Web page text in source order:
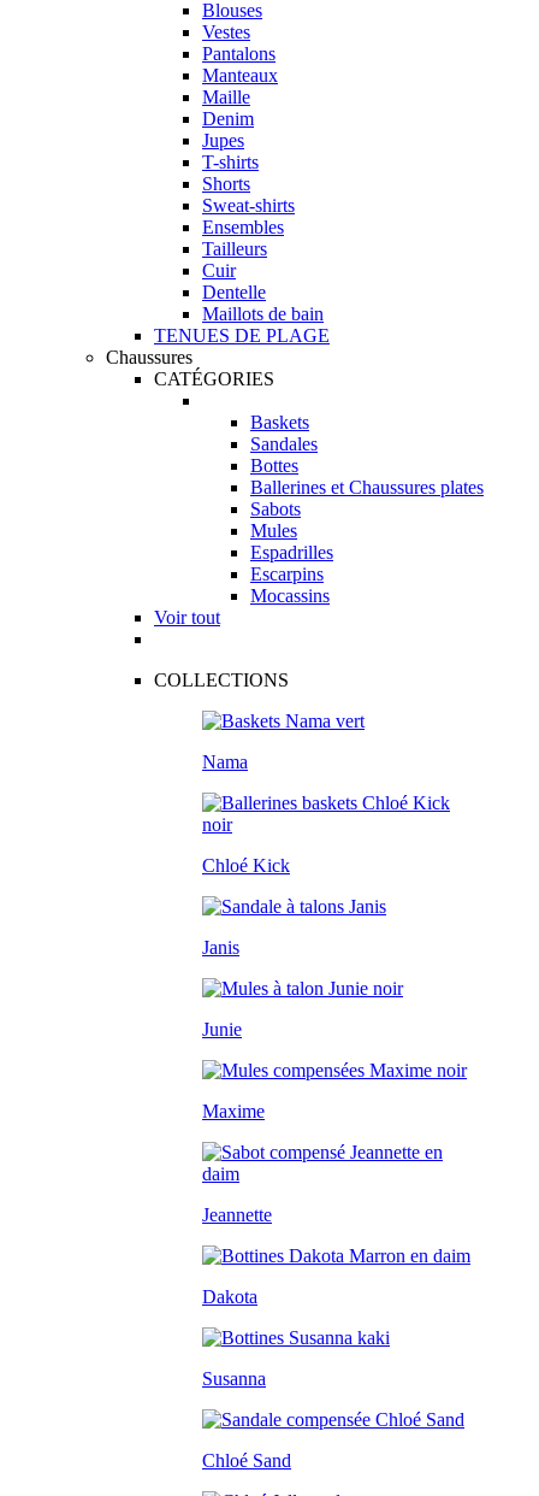
Blouses
Vestes
Pantalons
Manteaux
Maille
Denim
Jupes
T-shirts
Shorts
Sweat-shirts
Ensembles
Tailleurs
Cuir
Dentelle
Maillots de bain
TENUES DE PLAGE
Chaussures
CATÉGORIES
Baskets
Sandales
Bottes
Ballerines et Chaussures plates
Sabots
Mules
Espadrilles
Escarpins
Mocassins
Voir tout
COLLECTIONS
Nama
Chloé Kick
Janis
Junie
Maxime
Jeannette
Dakota
Susanna
Chloé Sand